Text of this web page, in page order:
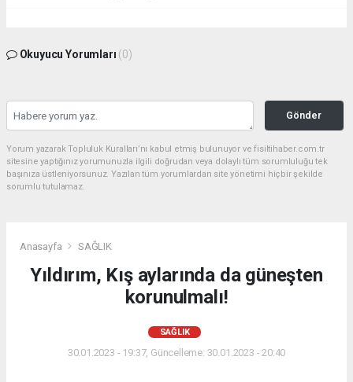
Okuyucu Yorumları (0)
Gönder
Yorum yazarak Topluluk Kuralları’nı kabul etmiş bulunuyor ve fisiltihaber.com.tr
sitesine yaptığınız yorumunuzla ilgili doğrudan veya dolaylı tüm sorumluluğu tek
başınıza üstleniyorsunuz. Yazılan tüm yorumlardan site yönetimi hiçbir şekilde
sorumlu tutulamaz.
Anasayfa SAĞLIK
Yıldırım, Kış aylarında da güneşten
korunulmalı!
SAĞLIK
30.01.2023 - 19:37, Güncelleme: 30.01.2023 - 20:40